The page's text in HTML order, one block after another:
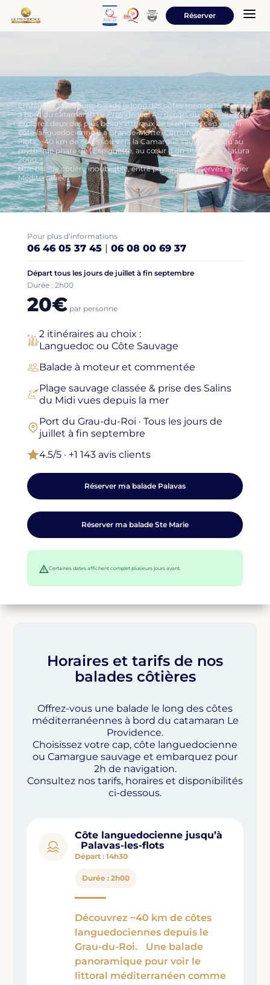
Réserver a
Embarquez pour une balade le long des côtes méditerranéennes
à bord du catamaran Le Providence. Au départ du Grau-du-Roi,
explorez deux des plus beaux littoraux de la région : cap vers la
côte languedocienne (La Grande-Motte, Carnon, Palavas-les-
Flots, ~40 km de côtes) ou vers la Camargue sauvage jusqu’au
mythique phare de l’Espiguette, au cœur d’un site classé Natura
2000.
Une balade côtière inoubliable, entre paysages préservés et mer
Méditerranée.
Pour plus d’informations
06 46 05 37 45 | 06 08 00 69 37
Départ tous les jours de juillet à fin septembre
Durée : 2h00
20€par personne
2 itinéraires au choix :
Languedoc ou Côte Sauvage
Balade à moteur et commentée
Plage sauvage classée & prise des Salins
du Midi vues depuis la mer
Port du Grau-du-Roi · Tous les jours de
juillet à fin septembre
4.5/5 · +1 143 avis clients
Réserver ma balade Palavas
Réserver ma balade Ste Marie
Certaines dates affichent complet plusieurs jours avant.
Horaires et tarifs de nos
balades côtières
Offrez-vous une balade le long des côtes
méditerranéennes à bord du catamaran Le
Providence.
Choisissez votre cap, côte languedocienne
ou Camargue sauvage et embarquez pour
2h de navigation.
Consultez nos tarifs, horaires et disponibilités
ci-dessous.
Côte languedocienne jusqu’à
Palavas-les-flots
Départ : 14h30
Durée : 2h00
Découvrez ~40 km de côtes
languedociennes depuis le
Grau-du-Roi. Une balade
panoramique pour voir le
littoral méditerranéen comme